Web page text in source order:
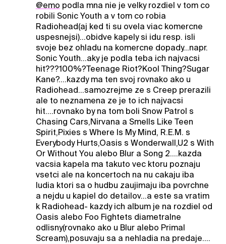
@emo podla mna nie je velky rozdiel v tom co
robili Sonic Youth a v tom co robia
Radiohead(aj ked ti su ovela viac komercne
uspesnejsi)...obidve kapely si idu resp. isli
svoje bez ohladu na komercne dopady...napr.
Sonic Youth...aky je podla teba ich najvacsi
hit???100%?Teenage Riot?Kool Thing?Sugar
Kane?....kazdy ma ten svoj rovnako ako u
Radiohead...samozrejme ze s Creep prerazili
ale to neznamena ze je to ich najvacsi
hit....rovnako by na tom boli Snow Patrol s
Chasing Cars,Nirvana a Smells Like Teen
Spirit,Pixies s Where Is My Mind, R.E.M. s
Everybody Hurts,Oasis s Wonderwall,U2 s With
Or Without You alebo Blur a Song 2....kazda
vacsia kapela ma takuto vec ktoru poznaju
vsetci ale na koncertoch na nu cakaju iba
ludia ktori sa o hudbu zaujimaju iba povrchne
a nejdu u kapiel do detailov...a este sa vratim
k Radiohead- kazdy ich album je na rozdiel od
Oasis alebo Foo Fightets diametralne
odlisny(rovnako ako u Blur alebo Primal
Scream),posuvaju sa a nehladia na predaje....